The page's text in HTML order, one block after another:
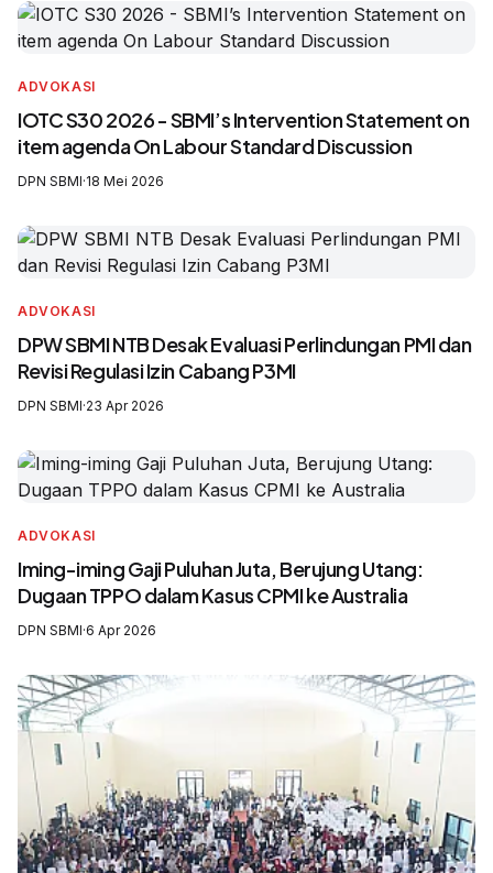
ADVOKASI
IOTC S30 2026 - SBMI’s Intervention Statement on
item agenda On Labour Standard Discussion
DPN SBMI·18 Mei 2026
ADVOKASI
DPW SBMI NTB Desak Evaluasi Perlindungan PMI dan
Revisi Regulasi Izin Cabang P3MI
DPN SBMI·23 Apr 2026
ADVOKASI
Iming-iming Gaji Puluhan Juta, Berujung Utang:
Dugaan TPPO dalam Kasus CPMI ke Australia
DPN SBMI·6 Apr 2026